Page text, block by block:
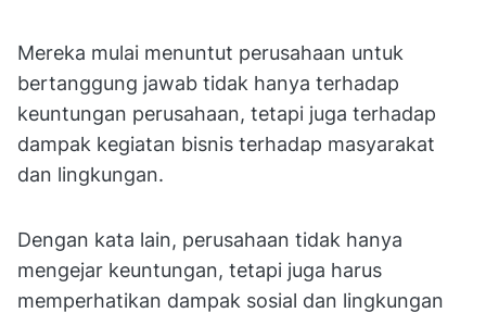
Mereka mulai menuntut perusahaan untuk
bertanggung jawab tidak hanya terhadap
keuntungan perusahaan, tetapi juga terhadap
dampak kegiatan bisnis terhadap masyarakat
dan lingkungan.
Dengan kata lain, perusahaan tidak hanya
mengejar keuntungan, tetapi juga harus
memperhatikan dampak sosial dan lingkungan